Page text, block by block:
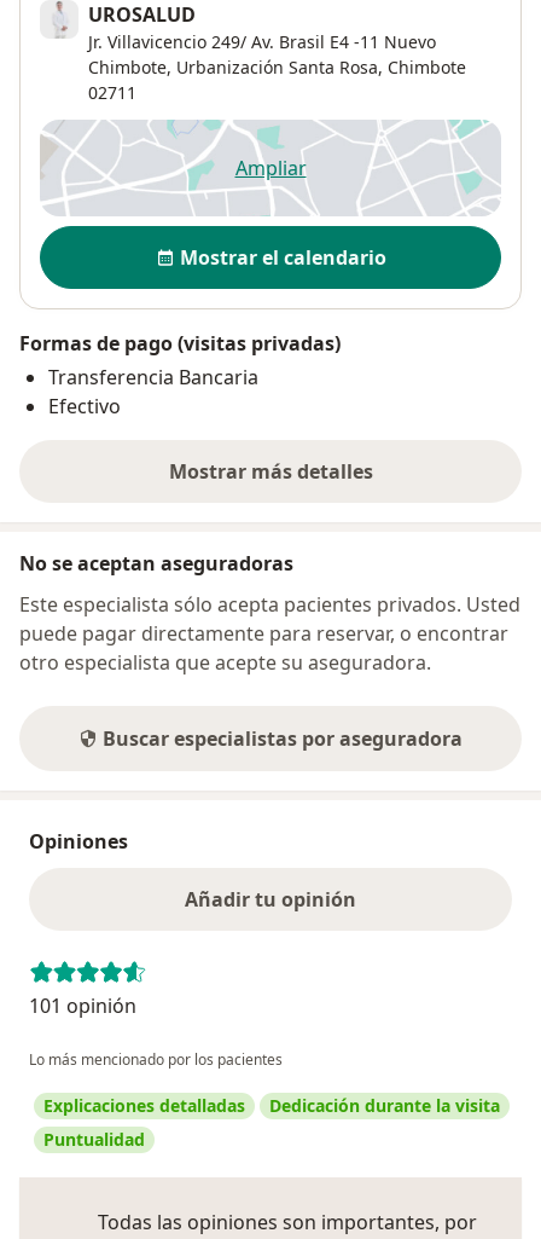
UROSALUD
Jr. Villavicencio 249/ Av. Brasil E4 -11 Nuevo
Chimbote, Urbanización Santa Rosa, Chimbote
02711
Ampliarse abre en una nueva
Disponibilidad
Mostrar el calendario
Formas de pago (visitas privadas)
Transferencia Bancaria
Efectivo
Mostrar más detalles
sobre la dirección
No se aceptan aseguradoras
Este especialista sólo acepta pacientes privados. Usted
puede pagar directamente para reservar, o encontrar
otro especialista que acepte su aseguradora.
Buscar especialistas por aseguradora
Opiniones
Añadir tu opinión
101 opinión
Lo más mencionado por los pacientes
Explicaciones detalladas
Dedicación durante la visita
Puntualidad
Todas las opiniones son importantes, por